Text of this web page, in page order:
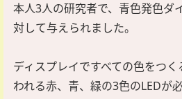
本人3人の研究者で、青色発色ダ
対して与えられました。
ディスプレイですべての色をつ
われる赤、青、緑の3色のLEDが必